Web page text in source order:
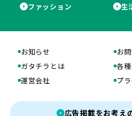
ファッション
生
お知らせ
お
ガタチラとは
各
運営会社
プ
広告掲載をお考え